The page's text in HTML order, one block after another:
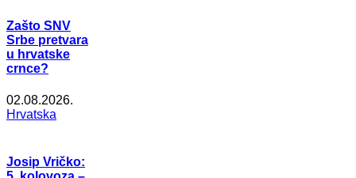
Zašto SNV
Srbe pretvara
u hrvatske
crnce?
02.08.2026.
Hrvatska
Josip Vričko: